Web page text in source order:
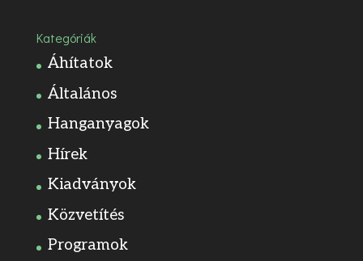
Kategóriák
Áhítatok
Általános
Hanganyagok
Hírek
Kiadványok
Közvetítés
Programok